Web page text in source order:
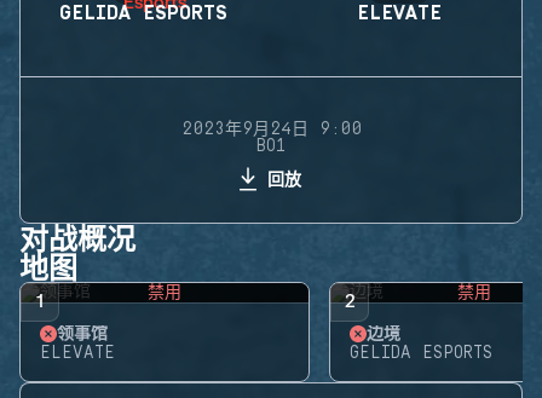
GELIDA ESPORTS ELEVATE
2023年9月24日 9:00
BO1
回放
对战概况
地图
1 禁用
领事馆
ELEVATE
2 禁用
边境
GELIDA ESPORTS